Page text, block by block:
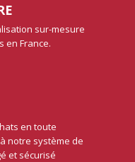
sur-mesure
en France.
en toute
notre système de
et sécurisé